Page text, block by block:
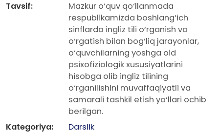
Tavsif:
Mazkur o‘quv qo‘llanmada
respublikamizda boshlang‘ich
sinflarda ingliz tili o‘rganish va
o‘rgatish bilan bog‘liq jarayonlar,
o‘quvchilarning yoshga oid
psixofiziologik xususiyatlarini
hisobga olib ingliz tilining
o‘rganilishini muvaffaqiyatli va
samarali tashkil etish yo‘llari ochib
berilgan.
Kategoriya:
Darslik